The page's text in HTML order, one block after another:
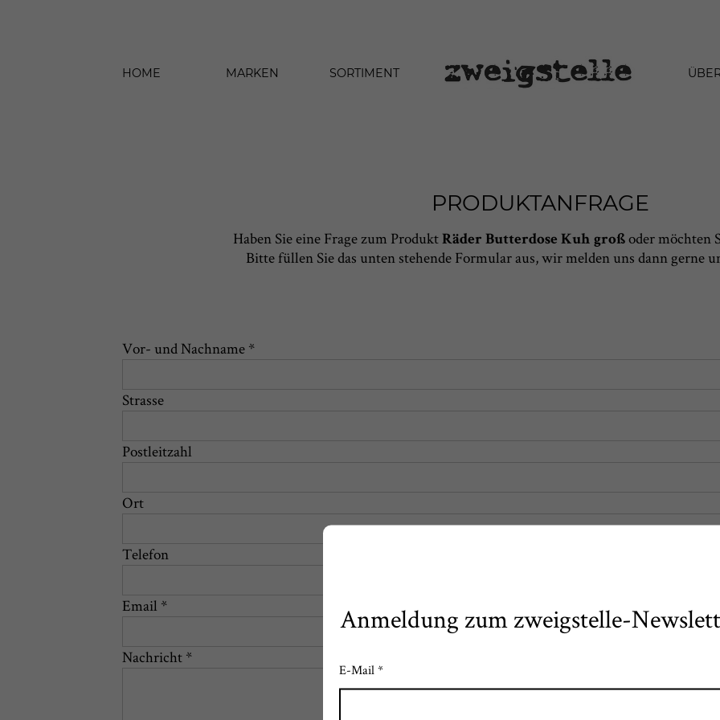
HOME MARKEN SORTIMENT
PRODUKTANFRAGE
Haben Sie eine Frage zum Produkt Räder Butterdose Kuh großoder möchten
Bitte füllen Sie das unten stehende Formular aus, wir melden uns dann gerne
Vor- und Nachname *
Strasse
Postleitzahl
Ort
Telefon
Email *
Nachricht *
Anmeldung zum zweigstelle-
E-Mail *